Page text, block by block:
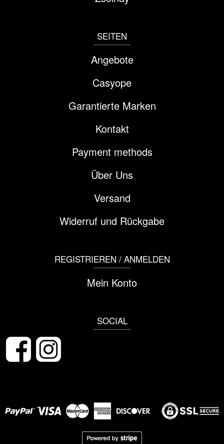
SEITEN
Angebote
Casyope
Garantierte Marken
Kontakt
Payment methods
Über Uns
Versand
Widerruf und Rückgabe
REGISTRIEREN / ANMELDEN
Mein Konto
SOCIAL